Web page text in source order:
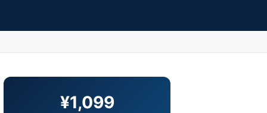
¥1,099